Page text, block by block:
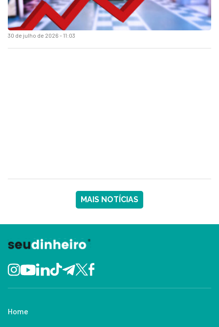
30 de julho de 2026 - 11:03
MAIS NOTÍCIAS
Home